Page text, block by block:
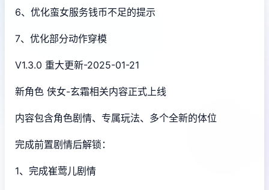
6、优化蛮女服务钱币不足的提示
7、优化部分动作穿模
V1.3.0 重大更新-2025-01-21
新角色 侠女-玄霜相关内容正式上线
内容包含角色剧情、专属玩法、多个全新的体位
完成前置剧情后解锁：
1、完成崔莺儿剧情